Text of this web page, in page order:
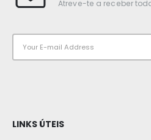
Atreve-te a receber
LINKS ÚTEIS